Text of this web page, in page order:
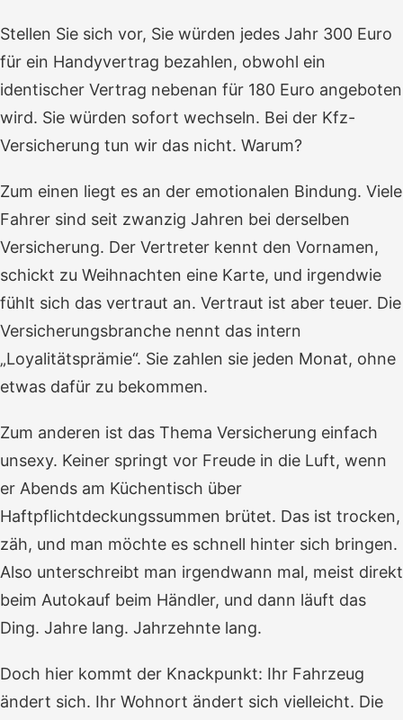
Stellen Sie sich vor, Sie würden jedes Jahr 300 Euro
für ein Handyvertrag bezahlen, obwohl ein
identischer Vertrag nebenan für 180 Euro angeboten
wird. Sie würden sofort wechseln. Bei der Kfz-
Versicherung tun wir das nicht. Warum?
Zum einen liegt es an der emotionalen Bindung. Viele
Fahrer sind seit zwanzig Jahren bei derselben
Versicherung. Der Vertreter kennt den Vornamen,
schickt zu Weihnachten eine Karte, und irgendwie
fühlt sich das vertraut an. Vertraut ist aber teuer. Die
Versicherungsbranche nennt das intern
„Loyalitätsprämie“. Sie zahlen sie jeden Monat, ohne
etwas dafür zu bekommen.
Zum anderen ist das Thema Versicherung einfach
unsexy. Keiner springt vor Freude in die Luft, wenn
er Abends am Küchentisch über
Haftpflichtdeckungssummen brütet. Das ist trocken,
zäh, und man möchte es schnell hinter sich bringen.
Also unterschreibt man irgendwann mal, meist direkt
beim Autokauf beim Händler, und dann läuft das
Ding. Jahre lang. Jahrzehnte lang.
Doch hier kommt der Knackpunkt: Ihr Fahrzeug
ändert sich. Ihr Wohnort ändert sich vielleicht. Die